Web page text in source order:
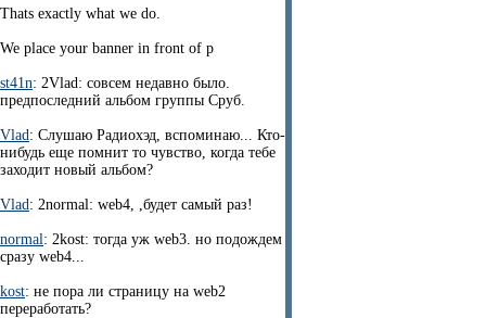
Thats exactly what we do.
We place your banner in front of p
st41n: 2Vlad: совсем недавно было.
предпоследний альбом группы Сруб.
Vlad: Слушаю Радиохэд, вспоминаю... Кто-
нибудь еще помнит то чувство, когда тебе
заходит новый альбом?
Vlad: 2normal: web4, ,будет самый раз!
normal: 2kost: тогда уж web3. но подождем
сразу web4...
kost: не пора ли страницу на web2
переработать?